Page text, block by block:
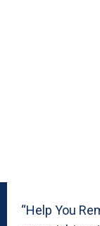
“Help You